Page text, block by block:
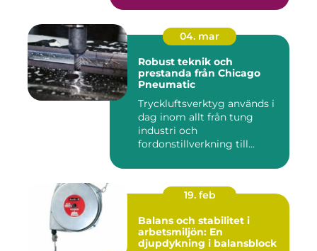
04. mar
Robust teknik och
prestanda från Chicago
Pneumatic
Tryckluftsverktyg används i
dag inom allt från tung
industri och
fordonstillverkning till...
19. feb
Balans och stabilitet i
arbetsmiljön: En
djupdykning i balansblock